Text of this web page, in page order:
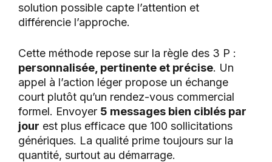
solution possible capte l’attention et
différencie l’approche.
Cette méthode repose sur la règle des 3 P :
personnalisée, pertinente et précise. Un
appel à l’action léger propose un échange
court plutôt qu’un rendez-vous commercial
formel. Envoyer 5 messages bien ciblés par
jour est plus efficace que 100 sollicitations
génériques. La qualité prime toujours sur la
quantité, surtout au démarrage.